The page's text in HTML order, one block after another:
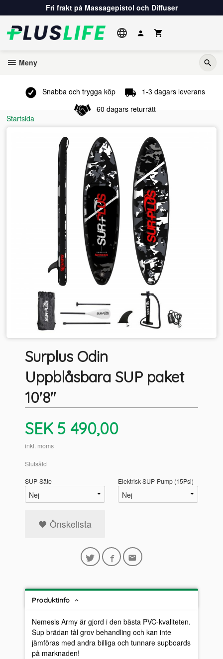
till
innehåll
Fri frakt på Massagepistol och Diffuser
Meny
Snabba och trygga köp
1-3 dagars leverans
60 dagars returrätt
Startsida
Surplus Odin
Uppblåsbara SUP paket
10'8"
Pris
SEK 5 490,00
inkl. moms
Slutsåld
SUP-Säte Elektrisk SUP-Pump (15Psi)
Önskelista
Produktinfo
Nemesis Army är gjord i den bästa PVC-kvaliteten.
Sup brädan tål grov behandling och kan inte
jämföras med andra billiga och tunnare supboards
på marknaden!